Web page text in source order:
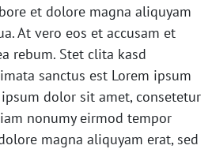
et dolore magna aliquyam
At vero eos et accusam et
rebum. Stet clita kasd
sanctus est Lorem ipsum
dolor sit amet, consetetur
nonumy eirmod tempor
magna aliquyam erat, sed